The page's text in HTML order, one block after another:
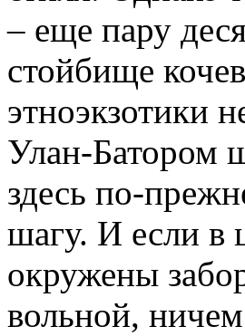
– еще пару
стойбище
этноэкзотики
Улан-Батором
здесь по-
шагу. И если в
окружены
вольной,